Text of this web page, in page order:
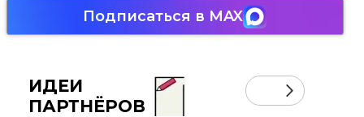
Подписаться в MAX
ИДЕИ
ПАРТНЁРОВ